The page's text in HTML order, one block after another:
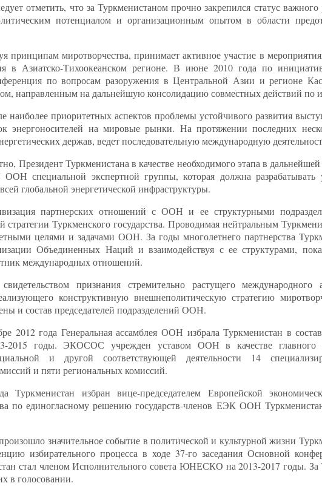
отметить, что за Туркменистаном прочно закрепился статус
потенциалом и организационным опытом в области
принципам миротворчества, принимает активное участие в
в Азиатско-Тихоокеанском регионе. В июне 2010 года по
по вопросам разоружения в Центральной Азии и регионе
направленным на дальнейшую консолидацию совместных действий по
наиболее приоритетных аспектов проблемы устойчивого развития
энергоносителей на мировые рынки. На протяжении последних
держав, ведет последовательную международную
Президент Туркменистана в качестве необходимого этапа в
ООН специальной экспертной группы, которая должна разрабатывать
глобальной энергетической инфраструктуры.
партнерских отношений с ООН и ее структурными
стратегии Туркменского государства. Проводимая нейтральным
целями и задачами ООН. За годы многолетнего партнерства
Объединенных Наций и взаимодействуя с ее структурами,
международных отношений.
признания стремительно растущего международного
конструктивную внешнеполитическую стратегию
и состав председателей подразделений ООН.
2012 года Генеральная ассамблея ООН избрала Туркменистан в
годы. ЭКОСОС учрежден уставом ООН в качестве главного
и другой соответствующей деятельности 14
и пяти региональных комиссий.
Туркменистан избран вице-председателем Европейской
по единогласному решению государств-членов ЕЭК ООН
значительное событие в политической и культурной жизни
избирательного процесса в ходе 37-го заседания Основной
стал членом Исполнительного совета ЮНЕСКО на 2013-2017 годы. За
в голосовании.